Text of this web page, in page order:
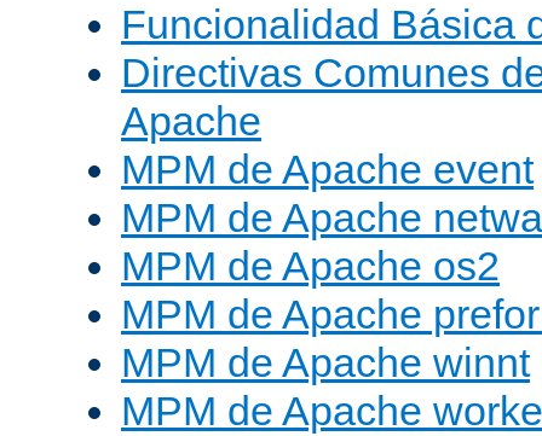
Funcionalidad Básica
Directivas Comunes
Apache
MPM de Apache event
MPM de Apache
MPM de Apache os2
MPM de Apache
MPM de Apache winnt
MPM de Apache